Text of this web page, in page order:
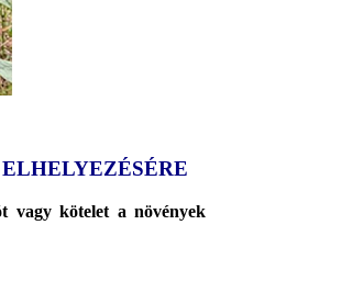
vagy kötelet a növények